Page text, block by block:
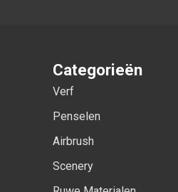
Categorieën
Verf
Penselen
Airbrush
Scenery